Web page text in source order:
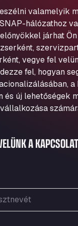
24, 68219
Bockel
1, 27404
Bockenem
31167
Merklingen
24, 89188
Preis
- XXL
Services
CO77SL
Rico
valamelyik
hálózathoz
járhat
vegye fel
fel, hogyan
a
és új lehetőségek
vállalkozása
A